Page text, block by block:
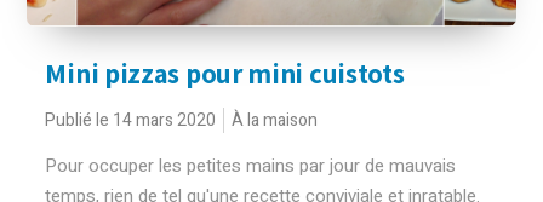
Mini pizzas pour mini cuistots
Publié le 14 mars 2020 À la maison
Pour occuper les petites mains par jour de mauvais
temps, rien de tel qu'une recette conviviale et inratable.